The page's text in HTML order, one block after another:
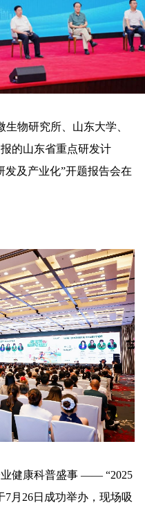
生物研究所、山东大学、
的山东省重点研发计
发及产业化”开题报告会在
业健康科普盛事 —— “2025
7月26日成功举办，现场吸